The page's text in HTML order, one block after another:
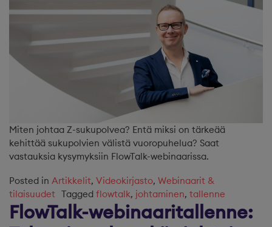
Miten johtaa Z-sukupolvea? Entä miksi on tärkeää
kehittää sukupolvien välistä vuoropuhelua? Saat
vastauksia kysymyksiin FlowTalk-webinaarissa.
Posted in Artikkelit, Videokirjasto, Webinaarit &
tilaisuudet Tagged flowtalk, johtaminen, tallenne
FlowTalk-webinaaritallenne: